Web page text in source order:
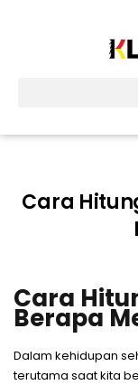
Cara
Cara
Berapa
Dalam kehidupan
terutama saat kita